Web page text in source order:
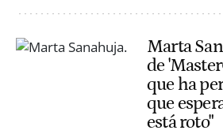
Marta
de
que ha
que
está roto"